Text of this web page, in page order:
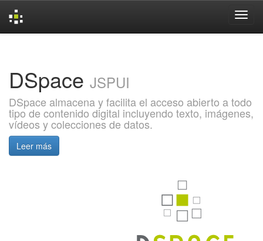
DSpace JSPUI
DSpace almacena y facilita el acceso abierto a todo
tipo de contenido digital incluyendo texto, imágenes,
vídeos y colecciones de datos.
Leer más